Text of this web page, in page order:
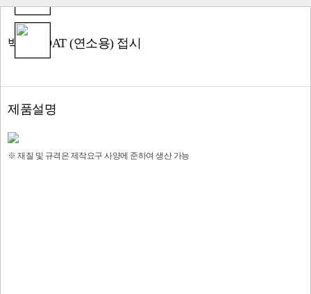
백금 BOAT (연소용) 접시
제품설명
※ 재질 및 규격은 제작요구 사양에 준하여 생산 가능